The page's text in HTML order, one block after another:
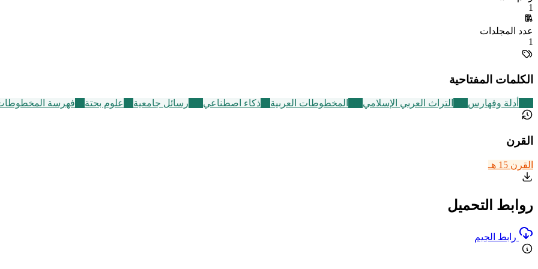
1
عدد المجلدات
1
الكلمات المفتاحية
أدلة وفهارس التراث العربي الإسلامي المخطوطات العربية ذكاء اصطناعي رسائل جامعية علوم بحتة فهرسة المخطوطات
القرن
القرن 15 هـ
روابط التحميل
رابط الجيم